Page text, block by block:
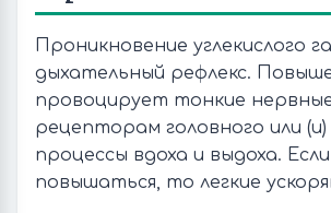
Проникновение углекислого
дыхательный рефлекс.
провоцирует тонкие
рецепторам головного или
процессы вдоха и выдоха.
повышаться, то легкие